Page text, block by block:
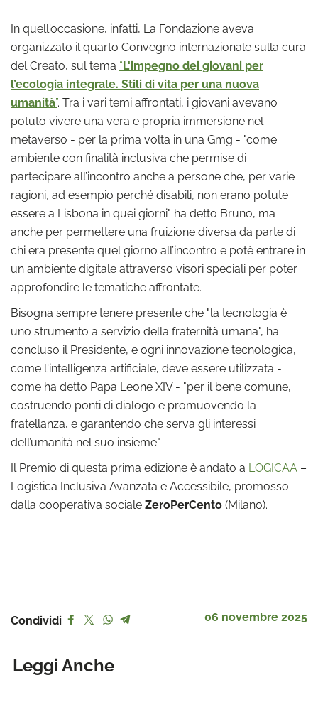
In quell'occasione, infatti, La Fondazione aveva
organizzato il quarto Convegno internazionale sulla cura
del Creato, sul tema “L'impegno dei giovani per
l’ecologia integrale. Stili di vita per una nuova
umanità”. Tra i vari temi affrontati, i giovani avevano
potuto vivere una vera e propria immersione nel
metaverso - per la prima volta in una Gmg - "come
ambiente con finalità inclusiva che permise di
partecipare all’incontro anche a persone che, per varie
ragioni, ad esempio perché disabili, non erano potute
essere a Lisbona in quei giorni" ha detto Bruno, ma
anche per permettere una fruizione diversa da parte di
chi era presente quel giorno all’incontro e potè entrare in
un ambiente digitale attraverso visori speciali per poter
approfondire le tematiche affrontate.
Bisogna sempre tenere presente che "la tecnologia è
uno strumento a servizio della fraternità umana", ha
concluso il Presidente, e ogni innovazione tecnologica,
come l'intelligenza artificiale, deve essere utilizzata -
come ha detto Papa Leone XIV - "per il bene comune,
costruendo ponti di dialogo e promuovendo la
fratellanza, e garantendo che serva gli interessi
dell’umanità nel suo insieme".
Il Premio di questa prima edizione è andato a LOGICAA –
Logistica Inclusiva Avanzata e Accessibile, promosso
dalla cooperativa socialeZeroPerCento(Milano).
Condividi 06 novembre 2025
Leggi Anche